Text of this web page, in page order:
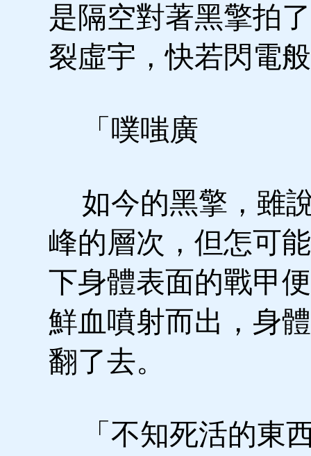
是隔空對著黑擎拍
裂虛宇，快若閃電
「噗嗤廣
如今的黑擎，雖
峰的層次，但怎可
下身體表面的戰甲
鮮血噴射而出，身
翻了去。
「不知死活的東